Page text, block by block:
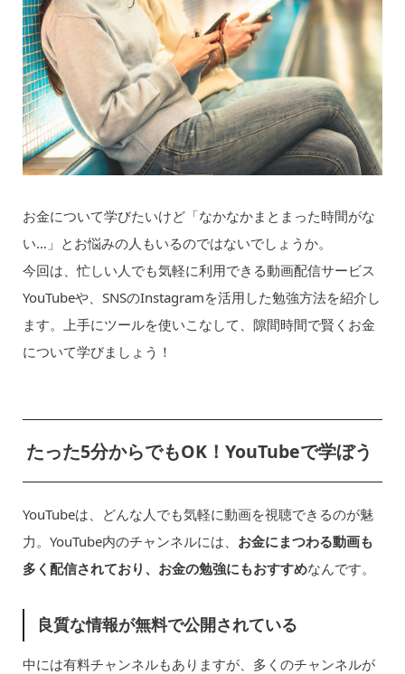
お金について学びたいけど「なかなかまとまった時間がな
い…」とお悩みの人もいるのではないでしょうか。
今回は、忙しい人でも気軽に利用できる動画配信サービス
YouTubeや、SNSのInstagramを活用した勉強方法を紹介し
ます。上手にツールを使いこなして、隙間時間で賢くお金
について学びましょう！
たった5分からでもOK！YouTubeで学ぼう
YouTubeは、どんな人でも気軽に動画を視聴できるのが魅
力。YouTube内のチャンネルには、 お金にまつわる動画も
多く配信されており、お金の勉強にもおすすめなんです。
良質な情報が無料で公開されている
中には有料チャンネルもありますが、多くのチャンネルが